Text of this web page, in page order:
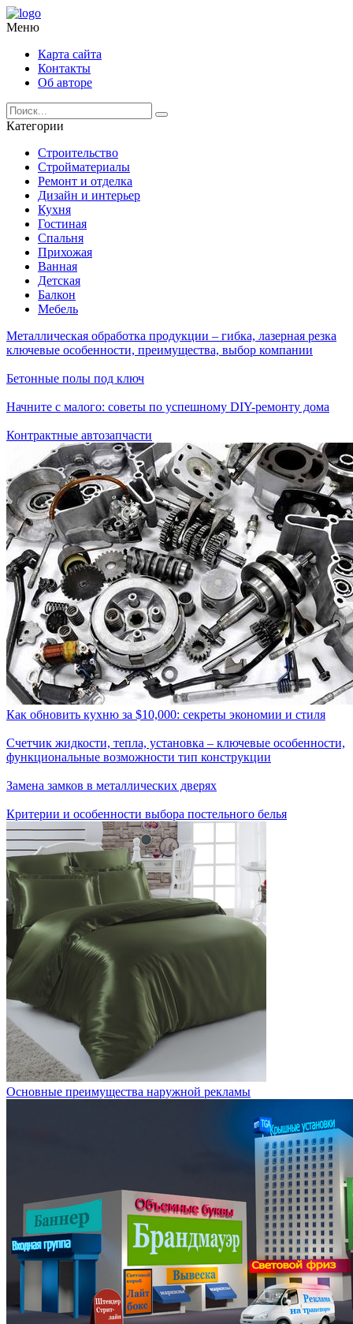
Меню
Карта сайта
Контакты
Об авторе
Категории
Строительство
Стройматериалы
Ремонт и отделка
Дизайн и интерьер
Кухня
Гостиная
Спальня
Прихожая
Ванная
Детская
Балкон
Мебель
Металлическая обработка продукции – гибка, лазерная резка
ключевые особенности, преимущества, выбор компании
Бетонные полы под ключ
Начните с малого: советы по успешному DIY-ремонту дома
Контрактные автозапчасти
Как обновить кухню за $10,000: секреты экономии и стиля
Счетчик жидкости, тепла, установка – ключевые особенности,
функциональные возможности тип конструкции
Замена замков в металлических дверях
Критерии и особенности выбора постельного белья
Основные преимущества наружной рекламы